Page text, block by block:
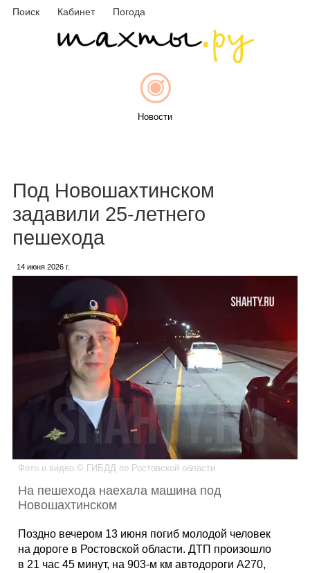
Поиск Кабинет Погода
Новости
Инфо
Гороскоп
Под Новошахтинском
задавили 25-летнего
пешехода
14 июня 2026 г.
Фото и видео © ГИБДД по Ростовской области
На пешехода наехала машина под
Новошахтинском
Поздно вечером 13 июня погиб молодой человек
на дороге в Ростовской области. ДТП произошло
в 21 час 45 минут, на 903-м км автодороги А270,